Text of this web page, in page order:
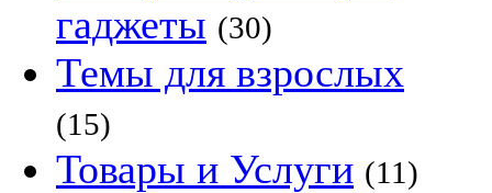
гаджеты (30)
Темы для взрослых
(15)
Товары и Услуги (11)